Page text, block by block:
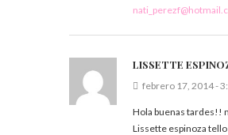
LISSETTE
febrero 17, 2014 -
Hola buenas tardes!!
Lissette espinoza tello